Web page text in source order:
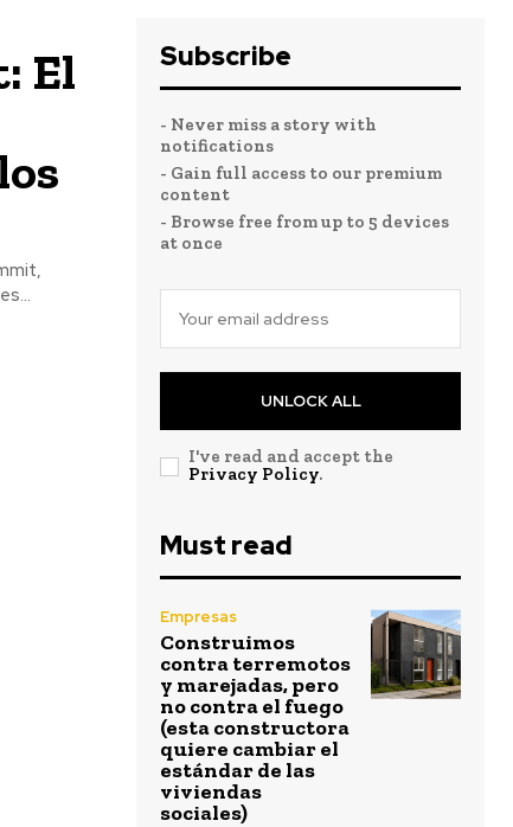
El
Subscribe
- Never miss a story with
notifications
- Gain full access to our premium
content
- Browse free from up to 5 devices
at once
UNLOCK ALL
I've read and accept the
Privacy Policy.
Must read
Empresas
Construimos
contra terremotos
y marejadas, pero
no contra el fuego
(esta constructora
quiere cambiar el
estándar de las
viviendas
sociales)